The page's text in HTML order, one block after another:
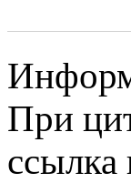
При
ссылка